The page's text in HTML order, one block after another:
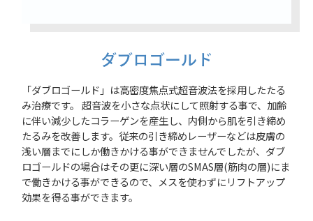
ダブロゴールド
「ダブロゴールド」は高密度焦点式超音波法を採用したたる
み治療です。 超音波を小さな点状にして照射する事で、加齢
に伴い減少したコラーゲンを産生し、内側から肌を引き締め
たるみを改善します。従来の引き締めレーザーなどは皮膚の
浅い層までにしか働きかける事ができませんでしたが、ダブ
ロゴールドの場合はその更に深い層のSMAS層(筋肉の層)にま
で働きかける事ができるので、メスを使わずにリフトアップ
効果を得る事ができます。